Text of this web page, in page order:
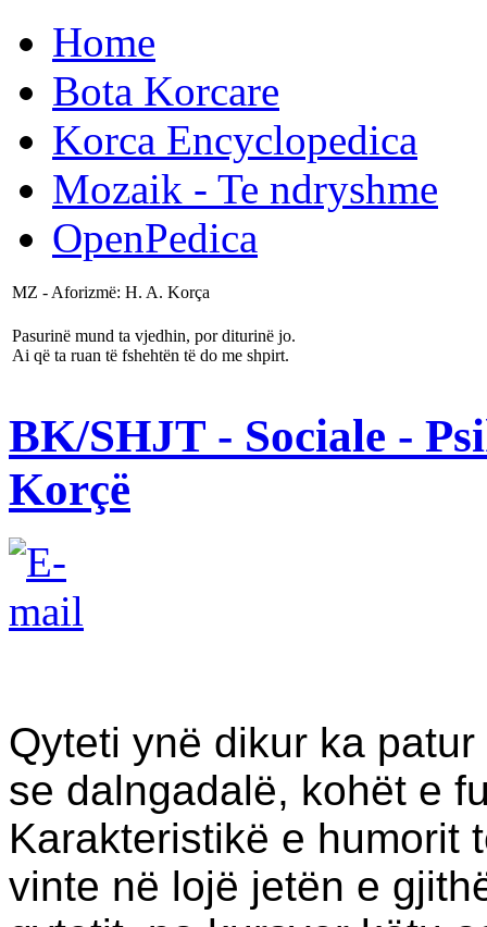
Home
Bota Korcare
Korca Encyclopedica
Mozaik - Te ndryshme
OpenPedica
MZ - Aforizmë: H. A. Korça
Pasurinë mund ta vjedhin, por diturinë jo.
Ai që ta ruan të fshehtën të do me shpirt.
BK/SHJT - Sociale -
Korçë
Qyteti ynë dikur ka
se dalngadalë, kohët e
Karakteristikë e humorit
vinte në lojë jetën e